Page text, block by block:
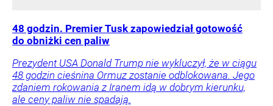
48 godzin. Premier Tusk zapowiedział gotowość
do obniżki cen paliw
Prezydent USA Donald Trump nie wykluczył, że w ciągu
48 godzin cieśnina Ormuz zostanie odblokowana. Jego
zdaniem rokowania z Iranem idą w dobrym kierunku,
ale ceny paliw nie spadają.